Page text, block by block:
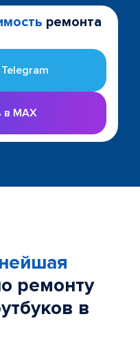
ремонта
в MAX
ремонту
в